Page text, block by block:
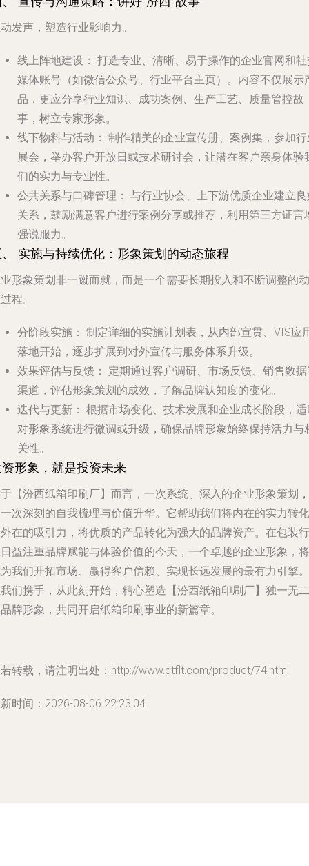
发声，塑造行业影响力。
线上阵地建设： 打造专业、清晰、易于操作的企业官网和
媒体账号（如微信公众号、行业平台主页）。内容不仅展示
品，更应分享行业知识、成功案例、生产工艺、质量管控故
事，树立专家形象。
线下物料与活动： 制作精美的企业宣传册、案例集，参加
展会，举办客户开放日或技术研讨会，让潜在客户亲身体验
们的实力与专业性。
公共关系与口碑管理： 与行业协会、上下游优质企业建立
关系，鼓励满意客户进行案例分享或推荐，利用第三方证言
强说服力。
实施与持续优化：形象策划的动态旅程
形象策划非一蹴而就，而是一个需要长期投入和不断调整的动
程。
分阶段实施： 制定详细的实施计划表，从内部宣贯、VIS应
落地开始，逐步扩展到对外宣传与服务体系升级。
效果评估与反馈：
定期通过客户调研、市场反馈、销售数
渠道，评估形象策划的成效，了解品牌认知度的变化。
迭代与更新： 根据市场变化、技术发展和企业成长阶段，
对形象系统进行微调或升级，确保品牌形象始终保持活力与
关性。
形象，就是投资未来
【汾西纸箱印刷厂】而言，一次系统、深入的企业形象策划，
次深刻的自我梳理与价值升华。它帮助我们将内在的实力转化
在的吸引力，将优质的产品转化为强大的品牌资产。在包装行
益注重品牌赋能与体验价值的今天，一个卓越的企业形象，将
我们开拓市场、赢得客户信赖、实现长远发展的最有力引擎。
们携手，从此刻开始，精心塑造【汾西纸箱印刷厂】独一无二
牌形象，共同开启纸箱印刷事业的新篇章。
转载，请注明出处：http://www.dtflt.com/product/74.html
时间：2026-08-06 22:23:04